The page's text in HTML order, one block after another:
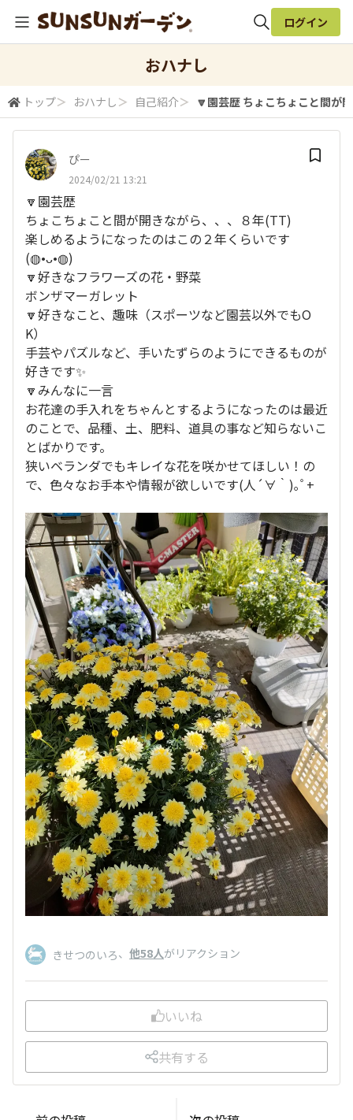
検索
ログイン
おハナし
トップ＞ おハナし ＞ 自己紹介＞ 🔽園芸歴 ちょこちょこと間が
ぴー
2024/02/21 13:21
🔽園芸歴
ちょこちょこと間が開きながら、、、８年(⁠T⁠T⁠)
楽しめるようになったのはこの２年くらいです
(⁠◍⁠•⁠ᴗ⁠•⁠◍⁠)
🔽好きなフラワーズの花・野菜
ボンザマーガレット
🔽好きなこと、趣味（スポーツなど園芸以外でもO
K）
手芸やパズルなど、手いたずらのようにできるものが
好きです✨
🔽みんなに一言
お花達の手入れをちゃんとするようになったのは最近
のことで、品種、土、肥料、道具の事など知らないこ
とばかりです。
狭いベランダでもキレイな花を咲かせてほしい！の
で、色々なお手本や情報が欲しいです(⁠人⁠ ⁠´⁠∀⁠｀⁠)⁠｡⁠ﾟ⁠+
きせつのいろ、 他58人がリアクション
いいね
共有する